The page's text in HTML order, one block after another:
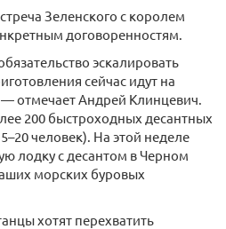
Зеленского с королем
договоренностям.
эскалировать
сейчас идут на
отмечает Андрей Клинцевич.
200 быстроходных десантных
человек). На этой неделе
лодку с десантом в Черном
морских буровых
хотят перехватить